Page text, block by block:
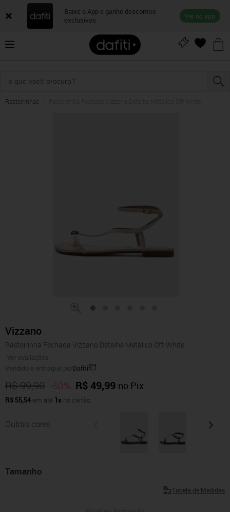
Baixe o App e ganhe descontos
exclusivos
Ver no app
Rasteirinhas
Vizzano
Rasteirinha Fechada Vizzano Detalhe Metálico Off-White
Ver avaliações
Vendido e entregue porDafiti
R$ 99,90 -50% R$ 49,99 no Pix
R$ 55,54 em até 1x no cartão
Outras cores
Tamanho
Tabela de Medidas